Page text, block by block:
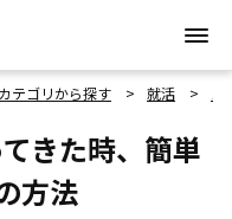
テゴリから探す 就活
きた時、簡単
方法